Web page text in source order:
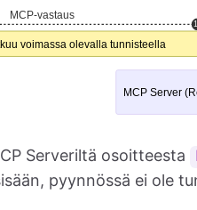
Serveriltä osoitteesta
pyynnössä ei ole